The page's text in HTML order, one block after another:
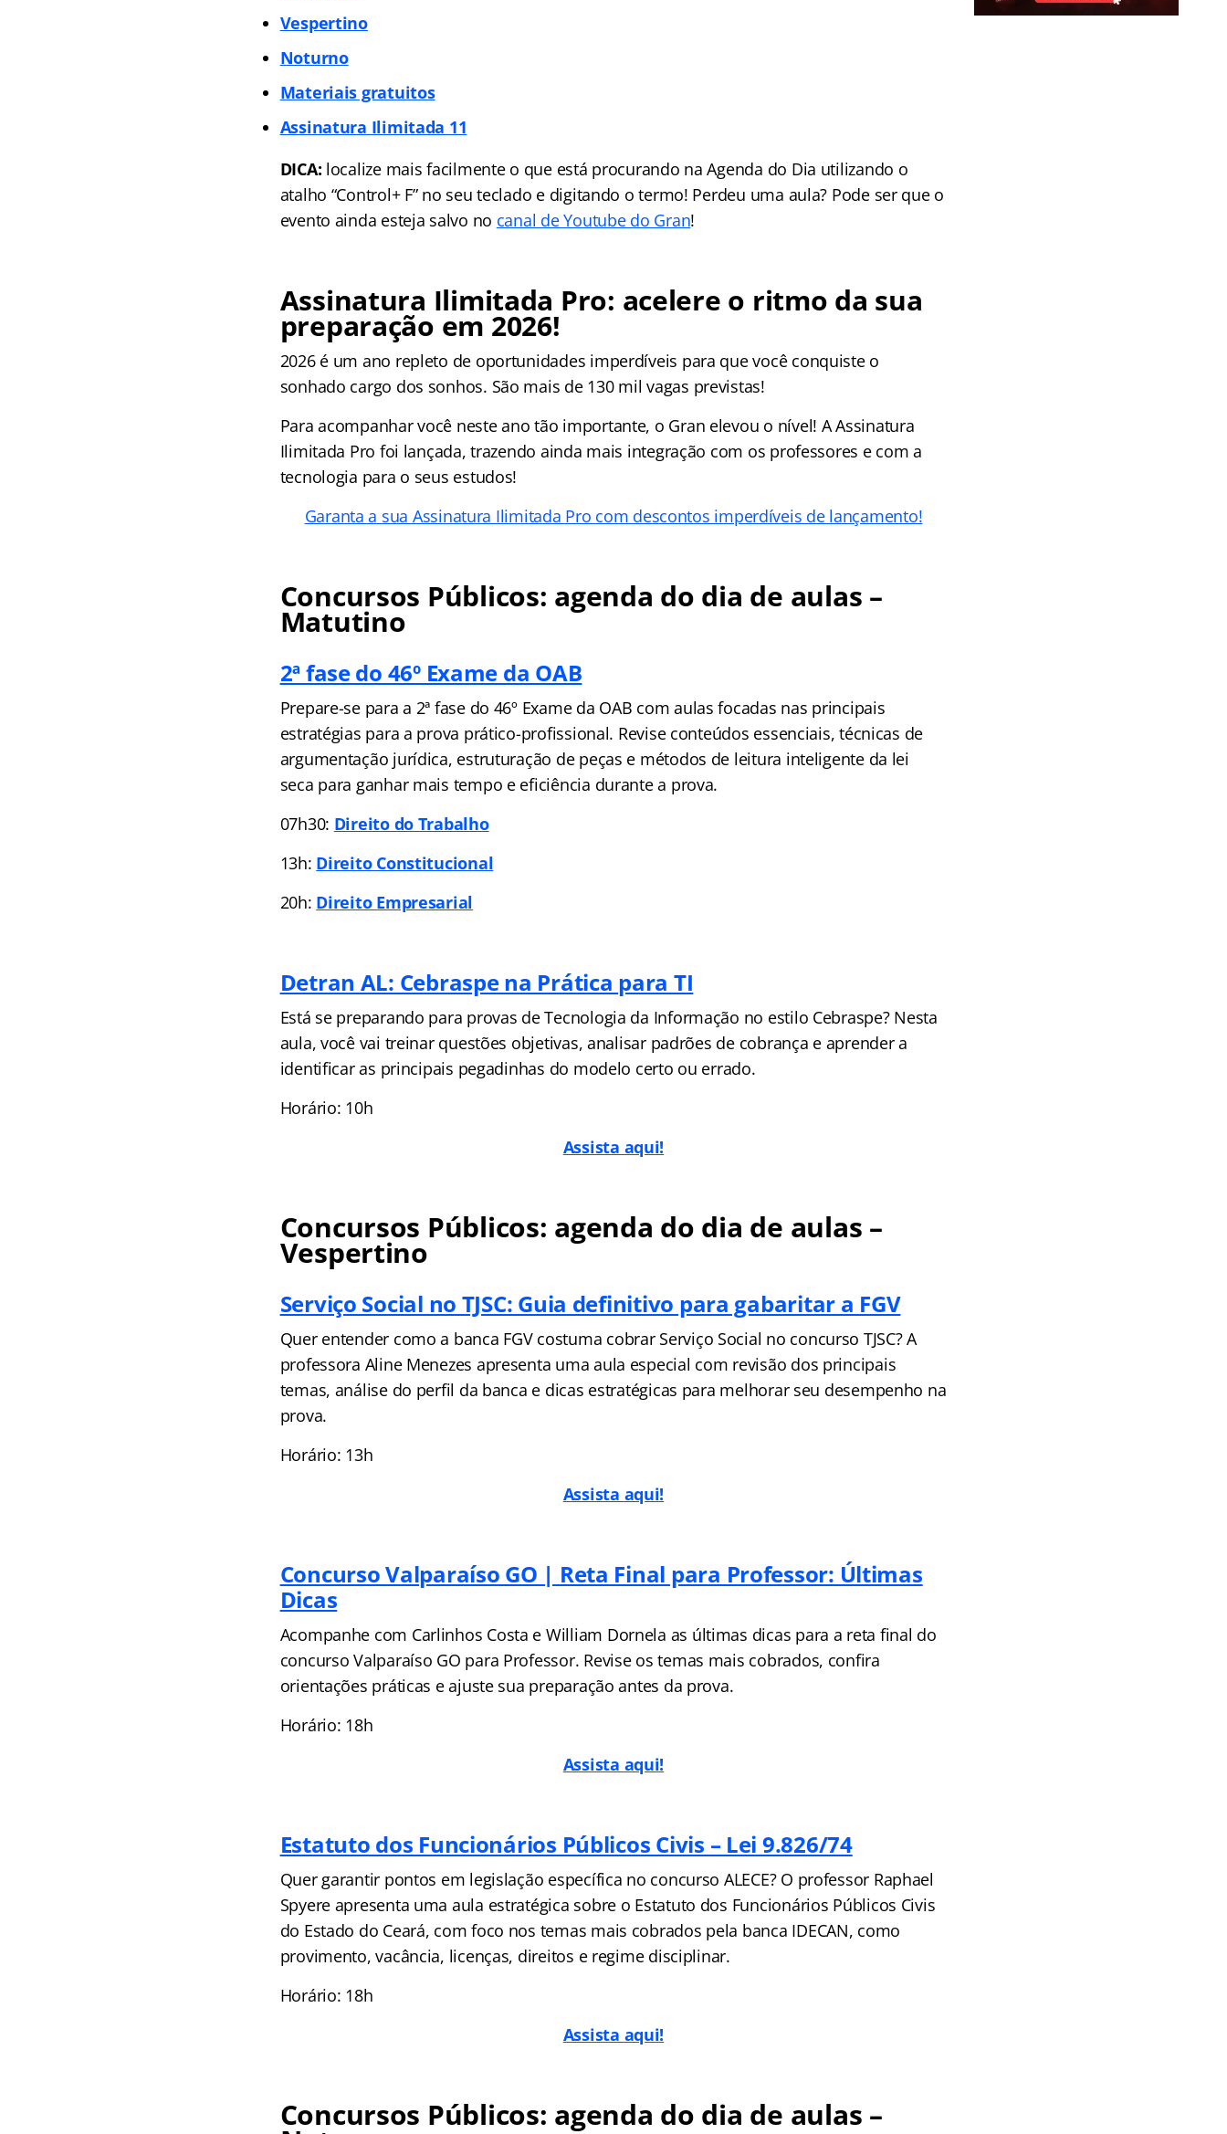
Vespertino
Noturno
Materiais gratuitos
Assinatura Ilimitada 11
DICA: localize mais facilmente o que está procurando na Agenda do Dia utilizando o
atalho “Control+ F” no seu teclado e digitando o termo! Perdeu uma aula? Pode ser que o
evento ainda esteja salvo no canal de Youtube do Gran!
Assinatura Ilimitada Pro: acelere o ritmo da sua
preparação em 2026!
2026 é um ano repleto de oportunidades imperdíveis para que você conquiste o
sonhado cargo dos sonhos. São mais de 130 mil vagas previstas!
Para acompanhar você neste ano tão importante, o Gran elevou o nível! A Assinatura
Ilimitada Pro foi lançada, trazendo ainda mais integração com os professores e com a
tecnologia para o seus estudos!
Garanta a sua Assinatura Ilimitada Pro com descontos imperdíveis de lançamento!
Concursos Públicos: agenda do dia de aulas –
Matutino
2ª fase do 46º Exame da OAB
Prepare-se para a 2ª fase do 46º Exame da OAB com aulas focadas nas principais
estratégias para a prova prático-profissional. Revise conteúdos essenciais, técnicas de
argumentação jurídica, estruturação de peças e métodos de leitura inteligente da lei
seca para ganhar mais tempo e eficiência durante a prova.
07h30: Direito do Trabalho
13h: Direito Constitucional
20h: Direito Empresarial
Detran AL: Cebraspe na Prática para TI
Está se preparando para provas de Tecnologia da Informação no estilo Cebraspe? Nesta
aula, você vai treinar questões objetivas, analisar padrões de cobrança e aprender a
identificar as principais pegadinhas do modelo certo ou errado.
Horário: 10h
Assista aqui!
Concursos Públicos: agenda do dia de aulas –
Vespertino
Serviço Social no TJSC: Guia definitivo para gabaritar a FGV
Quer entender como a banca FGV costuma cobrar Serviço Social no concurso TJSC? A
professora Aline Menezes apresenta uma aula especial com revisão dos principais
temas, análise do perfil da banca e dicas estratégicas para melhorar seu desempenho na
prova.
Horário: 13h
Assista aqui!
Concurso Valparaíso GO | Reta Final para Professor: Últimas
Dicas
Acompanhe com Carlinhos Costa e William Dornela as últimas dicas para a reta final do
concurso Valparaíso GO para Professor. Revise os temas mais cobrados, confira
orientações práticas e ajuste sua preparação antes da prova.
Horário: 18h
Assista aqui!
Estatuto dos Funcionários Públicos Civis – Lei 9.826/74
Quer garantir pontos em legislação específica no concurso ALECE? O professor Raphael
Spyere apresenta uma aula estratégica sobre o Estatuto dos Funcionários Públicos Civis
do Estado do Ceará, com foco nos temas mais cobrados pela banca IDECAN, como
provimento, vacância, licenças, direitos e regime disciplinar.
Horário: 18h
Assista aqui!
Concursos Públicos: agenda do dia de aulas –